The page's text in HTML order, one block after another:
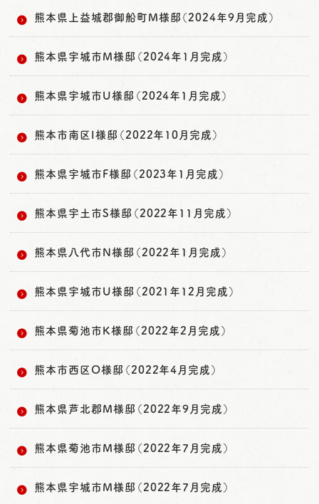
熊本県上益城郡御船町M様邸（2024年9月完成）
熊本県宇城市M様邸（2024年1月完成）
熊本県宇城市U様邸（2024年1月完成）
熊本市南区I様邸（2022年10月完成）
熊本県宇城市F様邸（2023年1月完成）
熊本県宇土市S様邸（2022年11月完成）
熊本県八代市N様邸（2022年1月完成）
熊本県宇城市U様邸（2021年12月完成）
熊本県菊池市K様邸（2022年2月完成）
熊本市西区O様邸（2022年4月完成）
熊本県芦北郡M様邸（2022年9月完成）
熊本県菊池市M様邸（2022年7月完成）
熊本県宇城市M様邸（2022年7月完成）